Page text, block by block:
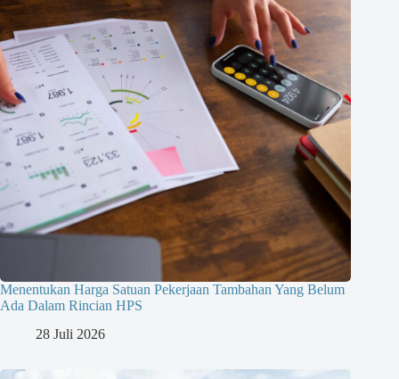
Menentukan Harga Satuan Pekerjaan Tambahan Yang Belum
Ada Dalam Rincian HPS
28 Juli 2026